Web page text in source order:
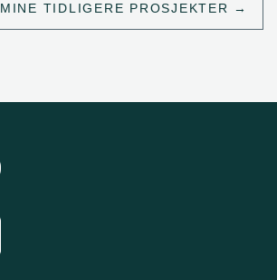
MINE TIDLIGERE PROSJEKTER